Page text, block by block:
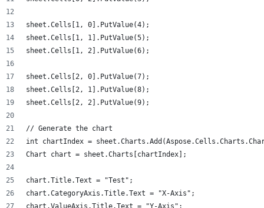
sheet.Cells[1, 0].PutValue(4);
sheet.Cells[1, 1].PutValue(5);
sheet.Cells[1, 2].PutValue(6);
sheet.Cells[2, 0].PutValue(7);
sheet.Cells[2, 1].PutValue(8);
sheet.Cells[2, 2].PutValue(9);
// Generate the chart
int chartIndex =
Chart chart = sheet.Charts[chartIndex];
chart.Title.Text = "Test";
chart.CategoryAxis.Title.Text = "X-Axis";
chart.ValueAxis.Title.Text = "Y-Axis";